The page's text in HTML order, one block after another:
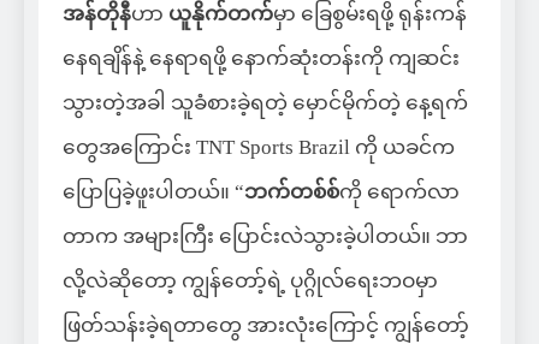
အန်တိုနီဟာ ယူနိုက်တက်မှာ ခြေစွမ်းရဖို့ ရုန်းကန်
နေရချိန်နဲ့ နေရာရဖို့ နောက်ဆုံးတန်းကို ကျဆင်း
သွားတဲ့အခါ သူခံစားခဲ့ရတဲ့ မှောင်မိုက်တဲ့ နေ့ရက်
တွေအကြောင်း TNT Sports Brazil ကို ယခင်က
ပြောပြခဲ့ဖူးပါတယ်။ “ဘက်တစ်စ်ကို ရောက်လာ
တာက အများကြီး ပြောင်းလဲသွားခဲ့ပါတယ်။ ဘာ
လို့လဲဆိုတော့ ကျွန်တော့်ရဲ့ ပုဂ္ဂိုလ်ရေးဘဝမှာ
ဖြတ်သန်းခဲ့ရတာတွေ အားလုံးကြောင့် ကျွန်တော့်